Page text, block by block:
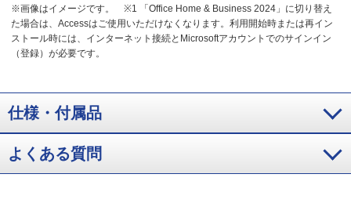
※画像はイメージです。
※1 「Office Home & Business 2024」に切り替え
た場合は、Accessはご使用いただけなくなります。利用開始時または再イン
ストール時には、インターネット接続とMicrosoftアカウントでのサインイン
（登録）が必要です。
仕様・付属品
よくある質問